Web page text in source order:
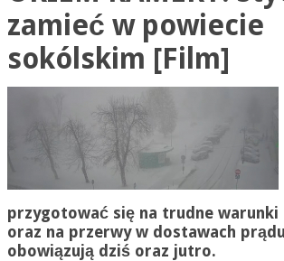
zamieć w powiecie
sokólskim [Film]
przygotować się na trudne warunki
oraz na przerwy w dostawach
obowiązują dziś oraz jutro.